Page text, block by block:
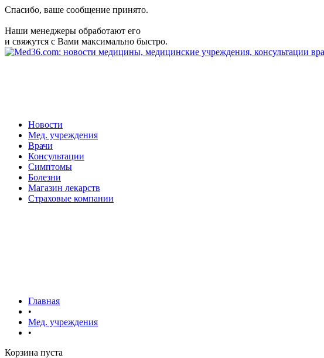
Спасибо, ваше сообщение принято.
Наши менеджеры обработают его
и свяжутся с Вами максимально быстро.
Новости
Мед. учреждения
Врачи
Консультации
Симптомы
Болезни
Магазин лекарств
Страховые компании
Главная
•
Мед. учреждения
•
Корзина пуста